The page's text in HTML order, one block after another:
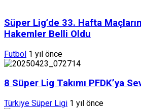
Süper Lig’de 33. Hafta
Hakemler Belli Oldu
Futbol 1 yıl önce
8 Süper Lig Takımı PFDK’ya
Türkiye Süper Ligi 1 yıl önce